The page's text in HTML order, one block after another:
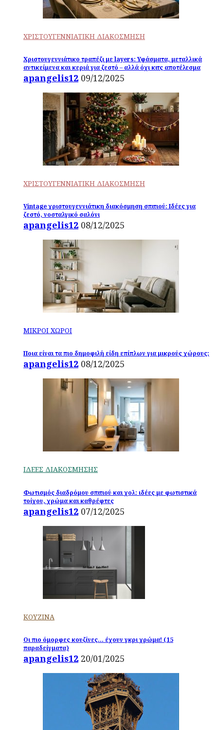
ΧΡΙΣΤΟΥΓΕΝΝΙΑΤΙΚΗ ΔΙΑΚΟΣΜΗΣΗ
Χριστουγεννιάτικο τραπέζι με layers: Υφάσματα, μεταλλικά
αντικείμενα και κεριά για ζεστό – αλλά όχι κιτς αποτέλεσμα
apangelis12 09/12/2025
ΧΡΙΣΤΟΥΓΕΝΝΙΑΤΙΚΗ ΔΙΑΚΟΣΜΗΣΗ
Vintage χριστουγεννιάτικη διακόσμηση σπιτιού: Ιδέες για
ζεστό, νοσταλγικό σαλόνι
apangelis12 08/12/2025
ΜΙΚΡΟΙ ΧΩΡΟΙ
Ποια είναι τα πιο δημοφιλή είδη επίπλων για μικρούς χώρους;
apangelis12 08/12/2025
ΙΔΕΕΣ ΔΙΑΚΟΣΜΗΣΗΣ
Φωτισμός διαδρόμου σπιτιού και χολ: ιδέες με φωτιστικά
τοίχου, χρώμα και καθρέφτες
apangelis12 07/12/2025
ΚΟΥΖΙΝΑ
Οι πιο όμορφες κουζίνες… έχουν γκρι χρώμα! (15
παραδείγματα)
apangelis12 20/01/2025